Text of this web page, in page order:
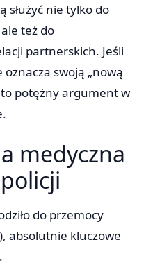
służyć nie tylko do
też do
partnerskich. Jeśli
oznacza swoją „nową
to potężny argument w
medyczna
do przemocy
absolutnie kluczowe